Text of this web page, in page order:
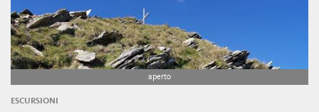
aperto
ESCURSIONI